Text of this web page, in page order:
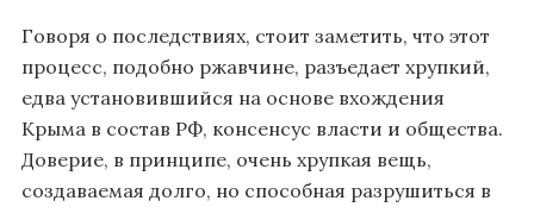
Говоря о последствиях, стоит заметить, что этот
процесс, подобно ржавчине, разъедает хрупкий,
едва установившийся на основе вхождения
Крыма в состав РФ, консенсус власти и общества.
Доверие, в принципе, очень хрупкая вещь,
создаваемая долго, но способная разрушиться в